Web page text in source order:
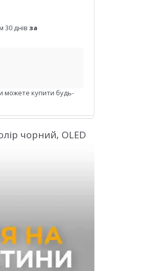
30 днів за
можете купити будь-
чорний, OLED